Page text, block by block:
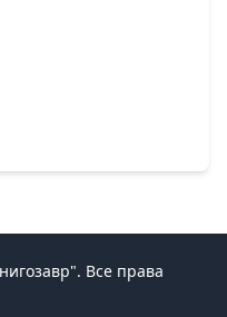
Все права